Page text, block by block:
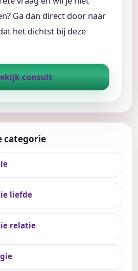
Ga dan direct door naar
het dichtst bij deze
consult
categorie
liefde
relatie